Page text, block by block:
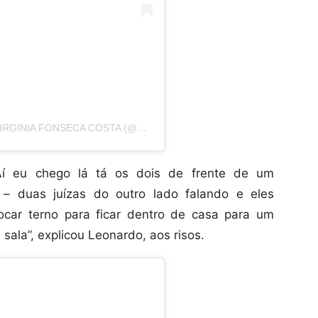
UMA PUBLICAÇÃO COMPARTILHADA POR VIRGINIA FONSECA COSTA (@VIRGINIA)
eu chego lá tá os dois de frente de um
duas juízas do outro lado falando e eles
terno para ficar dentro de casa para um
explicou Leonardo, aos risos.